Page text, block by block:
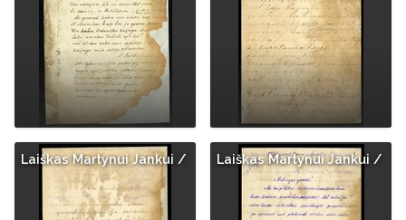
Laiškas Martynui Jankui / Laiškas Martynui Jankui /